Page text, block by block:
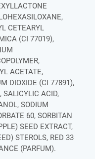
CETEARYL
(CI 77019),
ACETATE,
DIOXIDE (CI 77891),
SALICYLIC ACID,
SODIUM
60, SORBITAN
SEED EXTRACT,
STEROLS, RED 33
(PARFUM).